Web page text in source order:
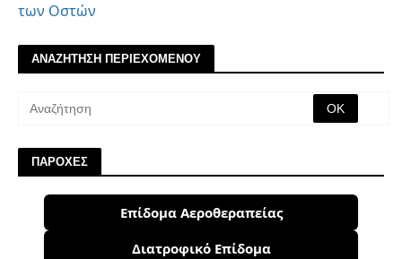
των Οστών
ΑΝΑΖΗΤΗΣΗ ΠΕΡΙΕΧΟΜΕΝΟΥ
ΠΑΡΟΧΕΣ
Επίδομα Αεροθεραπείας
Διατροφικό Επίδομα